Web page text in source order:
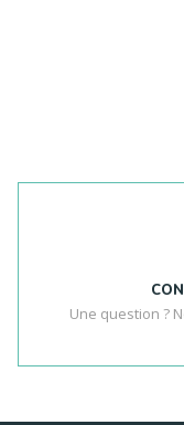
Une question ?